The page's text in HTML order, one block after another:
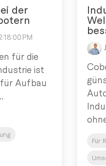
der
PM
für die
ist
für Aufbau
Für